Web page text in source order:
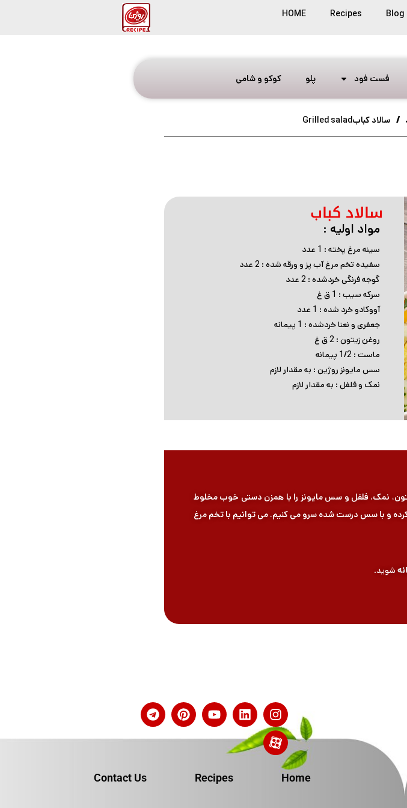
Blog
Recipes
HOME
فست فود پلو کوکو و شامی
سالاد کبابGrilled salad
سالاد کباب
مواد اولیه :
سینه مرغ پخته : 1 عدد
سفیده تخم مرغ آب پز و ورقه شده : 2 عدد
گوجه فرنگی خردشده : 2 عدد
سرکه سیب : 1 ق غ
آووکادو خرد شده : 1 عدد
جعفری و نعنا خردشده : 1 پیمانه
روغن زیتون : 2 ق غ
ماست : 1/2 پیمانه
سس مایونز روژین : به مقدار لازم
نمک و فلفل : به مقدار لازم
نمک، فلفل و سس مایونز را با همزن دستی خوب مخلوط
و با سس درست شده سرو می کنیم. می توانیم با تخم مرغ
شوید.
Home
Recipes
Contact Us